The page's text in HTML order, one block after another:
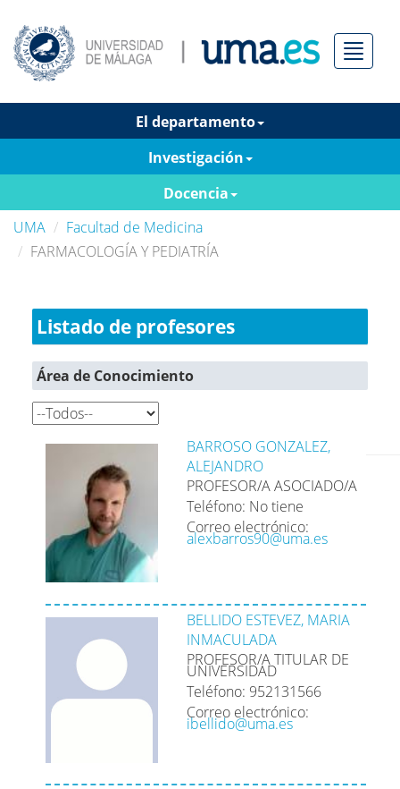
Menú
El departamento
Investigación
Docencia
UMA
Facultad de Medicina
FARMACOLOGÍA Y PEDIATRÍA
Listado de profesores
Área de Conocimiento
BARROSO GONZALEZ,
ALEJANDRO
PROFESOR/A ASOCIADO/A
Teléfono: No tiene
Correo electrónico:
alexbarros90@uma.es
BELLIDO ESTEVEZ, MARIA
INMACULADA
PROFESOR/A TITULAR DE
UNIVERSIDAD
Teléfono: 952131566
Correo electrónico:
ibellido@uma.es